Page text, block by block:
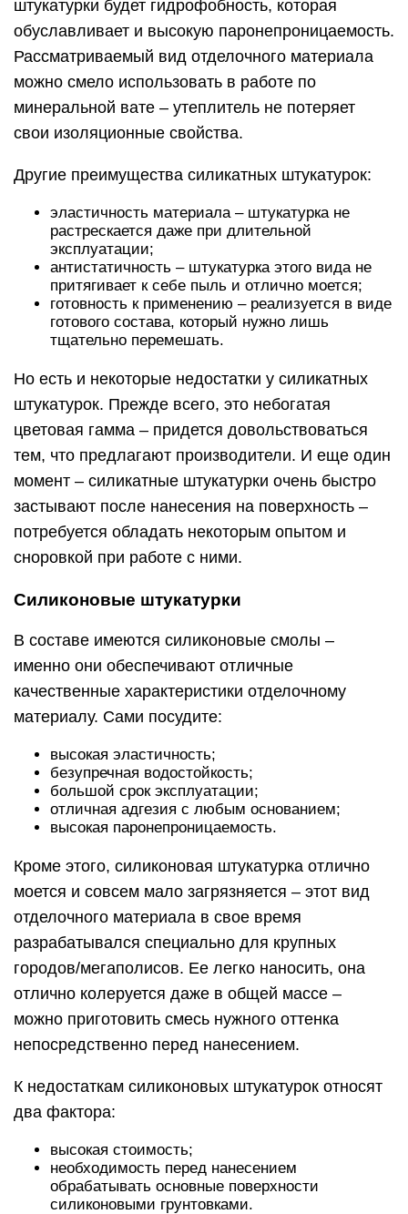
штукатурки будет гидрофобность, которая
обуславливает и высокую паронепроницаемость.
Рассматриваемый вид отделочного материала
можно смело использовать в работе по
минеральной вате – утеплитель не потеряет
свои изоляционные свойства.
Другие преимущества силикатных штукатурок:
эластичность материала – штукатурка не
растрескается даже при длительной
эксплуатации;
антистатичность – штукатурка этого вида не
притягивает к себе пыль и отлично моется;
готовность к применению – реализуется в виде
готового состава, который нужно лишь
тщательно перемешать.
Но есть и некоторые недостатки у силикатных
штукатурок. Прежде всего, это небогатая
цветовая гамма – придется довольствоваться
тем, что предлагают производители. И еще один
момент – силикатные штукатурки очень быстро
застывают после нанесения на поверхность –
потребуется обладать некоторым опытом и
сноровкой при работе с ними.
Силиконовые штукатурки
В составе имеются силиконовые смолы –
именно они обеспечивают отличные
качественные характеристики отделочному
материалу. Сами посудите:
высокая эластичность;
безупречная водостойкость;
большой срок эксплуатации;
отличная адгезия с любым основанием;
высокая паронепроницаемость.
Кроме этого, силиконовая штукатурка отлично
моется и совсем мало загрязняется – этот вид
отделочного материала в свое время
разрабатывался специально для крупных
городов/мегаполисов. Ее легко наносить, она
отлично колеруется даже в общей массе –
можно приготовить смесь нужного оттенка
непосредственно перед нанесением.
К недостаткам силиконовых штукатурок относят
два фактора:
высокая стоимость;
необходимость перед нанесением
обрабатывать основные поверхности
силиконовыми грунтовками.